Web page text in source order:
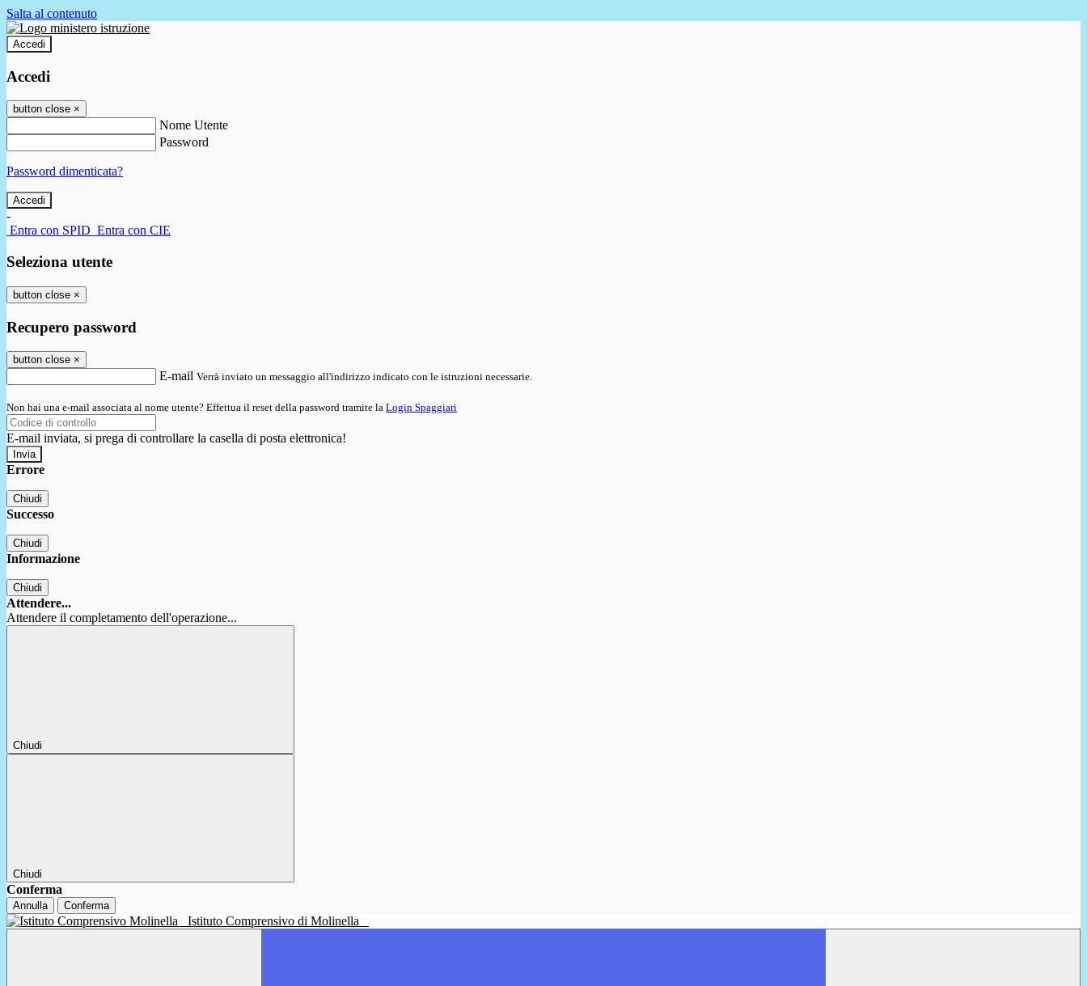
Salta al contenuto
Accedi
Accedi
button close ×
Nome Utente
Password
Password dimenticata?
-
Entra con SPID Entra con CIE
Seleziona utente
button close ×
Recupero password
button close ×
E-mail Verrà inviato un messaggio all'indirizzo indicato con le istruzioni necessarie.
Non hai una e-mail associata al nome utente? Effettua il reset della password tramite la Login Spaggiari
E-mail inviata, si prega di controllare la casella di posta elettronica!
Errore
Chiudi
Successo
Chiudi
Informazione
Chiudi
Attendere...
Attendere il completamento dell'operazione...
Chiudi
Chiudi
Conferma
Annulla Conferma
Istituto Comprensivo di Molinella